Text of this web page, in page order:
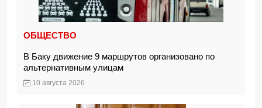
ОБЩЕСТВО
В Баку движение 9 маршрутов организовано по
альтернативным улицам
10 августа 2026